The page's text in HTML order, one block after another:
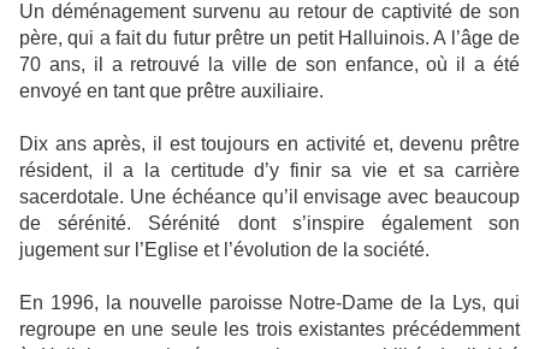
Un déménagement survenu au retour de captivité de son
père, qui a fait du futur prêtre un petit Halluinois. A l’âge de
70 ans, il a retrouvé la ville de son enfance, où il a été
envoyé en tant que prêtre auxiliaire.
Dix ans après, il est toujours en activité et, devenu prêtre
résident, il a la certitude d’y finir sa vie et sa carrière
sacerdotale. Une échéance qu’il envisage avec beaucoup
de sérénité. Sérénité dont s’inspire également son
jugement sur l’Eglise et l’évolution de la société.
En 1996, la nouvelle paroisse Notre-Dame de la Lys, qui
regroupe en une seule les trois existantes précédemment